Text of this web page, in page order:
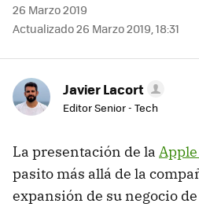
26 Marzo 2019
Actualizado 26 Marzo 2019, 18:31
Javier Lacort
Editor Senior - Tech
La presentación de la
pasito más allá de la
expansión de su negocio